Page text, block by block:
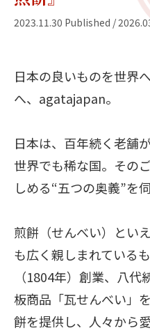
2023.11.30 Published /
日本の良いものを世界
へ、agatajapan。
日本は、百年続く老舗
世界でも稀な国。その
しめる“五つの奥義”を
煎餅（せんべい）とい
も広く親しまれている
（1804年）創業、八
板商品「瓦せんべい」
餅を提供し、人々から